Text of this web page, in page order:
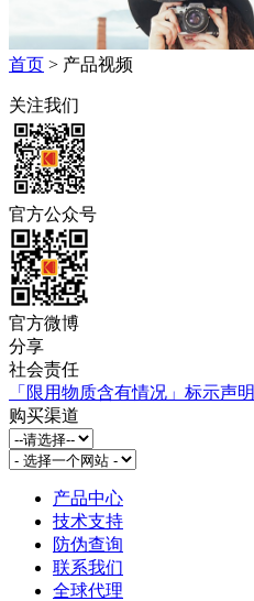
首页 > 产品视频
关注我们
官方公众号
官方微博
分享
社会责任
「限用物质含有情况」标示声明
购买渠道
产品中心
技术支持
防伪查询
联系我们
全球代理